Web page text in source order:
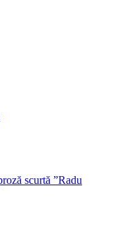
scurtă ”Radu